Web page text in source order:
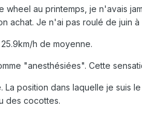
au printemps, je n'avais
achat. Je n'ai pas roulé de juin à
h de moyenne.
"anesthésiées". Cette
position dans laquelle je suis
des cocottes.